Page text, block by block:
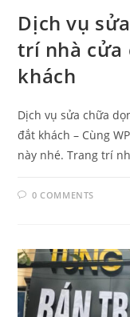
Dịch vụ
trí nhà cửa
khách
Dịch vụ sửa chữa
đắt khách – Cùng
này nhé. Trang trí
0 COMMENTS